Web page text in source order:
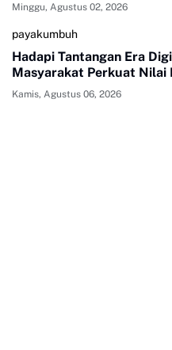
Minggu, Agustus 02, 2026
payakumbuh
Hadapi Tantangan Era
Masyarakat Perkuat Nilai
Kamis, Agustus 06, 2026